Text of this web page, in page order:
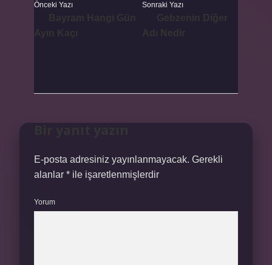
Önceki Yazı Sonraki Yazı
E-posta adresiniz yayınlanmayacak. Gerekli
alanlar * ile işaretlenmişlerdir
Yorum